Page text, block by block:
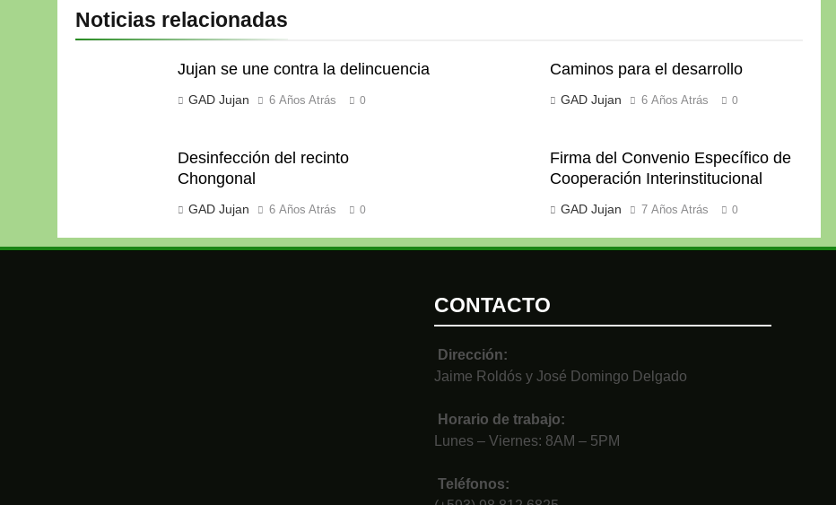
Noticias relacionadas
Jujan se une contra la delincuencia
GAD Jujan 6 Años Atrás 0
Caminos para el desarrollo
GAD Jujan 6 Años Atrás 0
Desinfección del recinto
Chongonal
GAD Jujan 6 Años Atrás 0
Firma del Convenio Específico de
Cooperación Interinstitucional
GAD Jujan 7 Años Atrás 0
CONTACTO
Dirección:
Jaime Roldós y José Domingo Delgado
Horario de trabajo:
Lunes – Viernes: 8AM – 5PM
Teléfonos: